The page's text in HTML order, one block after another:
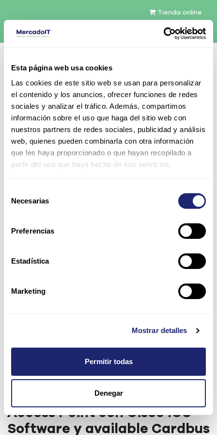
Esta página web usa cookies
Las cookies de este sitio web se usan para personalizar
el contenido y los anuncios, ofrecer funciones de redes
sociales y analizar el tráfico. Además, compartimos
información sobre el uso que haga del sitio web con
nuestros partners de redes sociales, publicidad y análisis
web, quienes pueden combinarla con otra información
que les haya proporcionado o que hayan recopilado a
partir del uso que haya hecho de sus servicios.
Necesarias
Preferencias
Estadística
Marketing
Mostrar detalles
Permitir todas
Denegar
Tienda online
Español
Contáctenos
Todos los productos
Cisco Aironet 1220 802.11b Access Point con Cisco
IOS Software y available Cardbus slot
Cisco Aironet 1220 802.11b
Access Point con Cisco IOS
Software y available Cardbus